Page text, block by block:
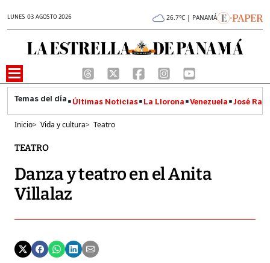
LUNES 03 AGOSTO 2026 26.7°C | PANAMÁ
Últimas Noticias La Llorona Venezuela José
Inicio> Vida y cultura> Teatro
TEATRO
Danza y teatro en el Anita
Villalaz